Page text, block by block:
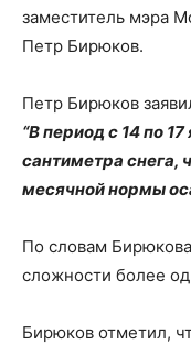
заместитель мэра
Петр Бирюков.
Петр Бирюков
“В период с 14 по
сантиметра снега,
месячной нормы
По словам
сложности более
Бирюков отметил,